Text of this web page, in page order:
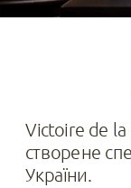
Victoire de
створене
України.